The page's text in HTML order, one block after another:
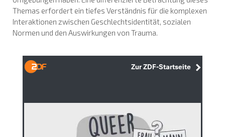
Themas erfordert ein tiefes Verständnis für die komplexen
Interaktionen zwischen Geschlechtsidentität, sozialen
Normen und den Auswirkungen von Trauma.